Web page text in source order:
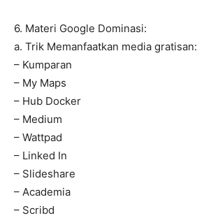
6. Materi Google Dominasi:
a. Trik Memanfaatkan media gratisan:
– Kumparan
– My Maps
– Hub Docker
– Medium
– Wattpad
– Linked In
– Slideshare
– Academia
– Scribd